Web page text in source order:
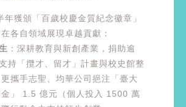
獲頒「百歲校慶金質紀念徽章」
各自領域展現卓越貢獻：
：深耕教育與新創產業，捐助逾
持「攬才、留才」計畫與校史館整
攜手志聖、均華公司挹注「臺大
」 1.5 億元（個人投入 1500 萬